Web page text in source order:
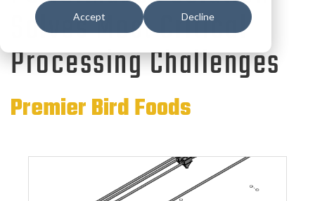
Accept Decline
Solves Most Critical
Processing Challenges
Premier Bird Foods